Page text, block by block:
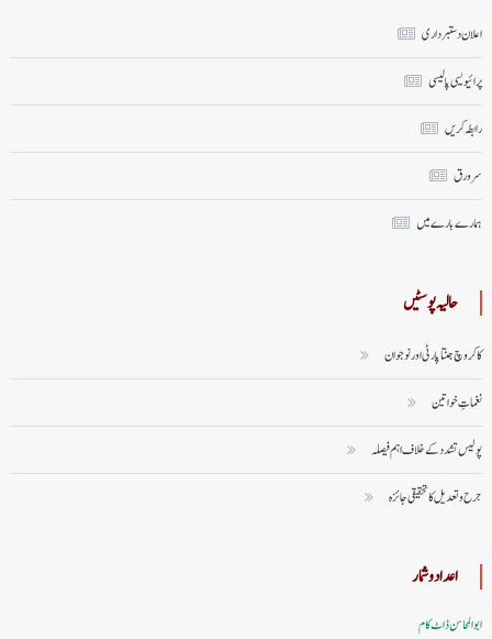
اعلان دستبرداری
پرائیویسی پالیسی
رابطہ کریں
سر ورق
ہمارے بارے میں
حالیہ پوسٹیں
کاکروچ جنتا پارٹی اور نوجوان
نغماتِ خواتین
پولیس تشدد کے خلاف اہم فیصلہ
جرح و تعدیل کا تحقیقی جائزہ
اعداد وشمار
ابوالمحاسن ڈاٹ کام